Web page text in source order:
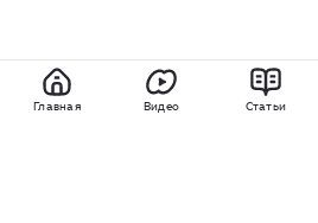
Главная Видео Статьи